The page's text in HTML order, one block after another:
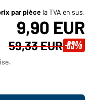
par pièce la TVA en sus.
9,90 EUR
59,33 EUR -83%